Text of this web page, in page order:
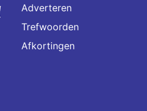
Adverteren
Trefwoorden
Afkortingen